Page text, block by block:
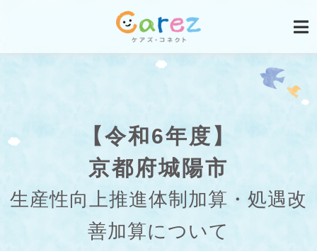
【令和6年度】
京都府城陽市
生産性向上推進体制加算・処遇改
善加算について